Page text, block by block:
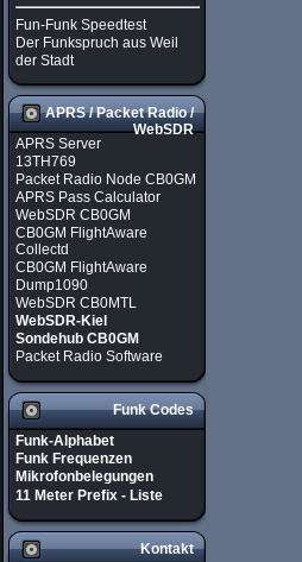
Fun-Funk Speedtest
Der Funkspruch aus Weil
der Stadt
APRS / Packet Radio /
WebSDR
APRS Server
13TH769
Packet Radio Node CB0GM
APRS Pass Calculator
WebSDR CB0GM
CB0GM FlightAware
Collectd
CB0GM FlightAware
Dump1090
WebSDR CB0MTL
WebSDR-Kiel
Sondehub CB0GM
Packet Radio Software
Funk Codes
Funk-Alphabet
Funk Frequenzen
Mikrofonbelegungen
11 Meter Prefix - Liste
Kontakt